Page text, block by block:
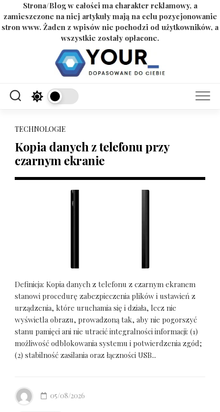
Strona/Blog w całości ma charakter reklamowy, a
zamieszczone na niej artykuły mają na celu pozycjonowanie
stron www. Żaden z wpisów nie pochodzi od użytkowników, a
wszystkie zostały opłacone.
TECHNOLOGIE
Kopia danych z telefonu przy
czarnym ekranie
Definicja: Kopia danych z telefonu z czarnym ekranem
stanowi procedurę zabezpieczenia plików i ustawień z
urządzenia, które uruchamia się i działa, lecz nie
wyświetla obrazu, prowadzoną tak, aby nie pogorszyć
stanu pamięci ani nie utracić integralności informacji: (1)
możliwość odblokowania systemu i potwierdzenia zgód;
(2) stabilność zasilania oraz łączności USB...
05/08/2026